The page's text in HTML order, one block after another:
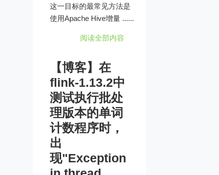
这一目标的最常见方法是
使用Apache Hive增量 ......
阅读全部内容
【博客】在
flink-1.13.2中
测试执行批处
理版本的单词
计数程序时，
出
现"Exception